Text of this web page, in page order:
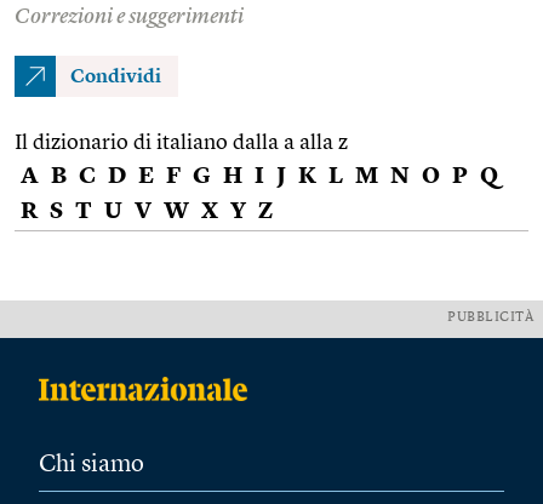
Correzioni e suggerimenti
Condividi
Il dizionario di italiano dalla a alla z
A B C D E F G H I J K L M N O P Q
R S T U V W X Y Z
PUBBLICITÀ
Chi siamo